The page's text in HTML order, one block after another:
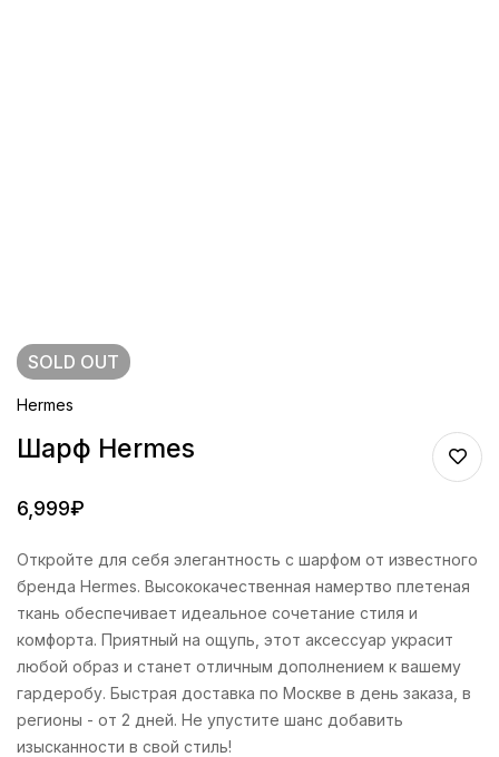
SOLD OUT
Hermes
Шарф Hermes
6,999₽
Откройте для себя элегантность с шарфом от известного
бренда Hermes. Высококачественная намертво плетеная
ткань обеспечивает идеальное сочетание стиля и
комфорта. Приятный на ощупь, этот аксессуар украсит
любой образ и станет отличным дополнением к вашему
гардеробу. Быстрая доставка по Москве в день заказа, в
регионы - от 2 дней. Не упустите шанс добавить
изысканности в свой стиль!